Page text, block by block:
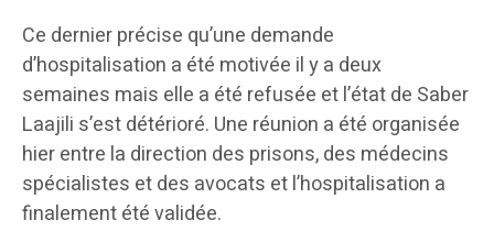
Ce dernier précise qu’une demande
d’hospitalisation a été motivée il y a deux
semaines mais elle a été refusée et l’état de Saber
Laajili s’est détérioré. Une réunion a été organisée
hier entre la direction des prisons, des médecins
spécialistes et des avocats et l’hospitalisation a
finalement été validée.